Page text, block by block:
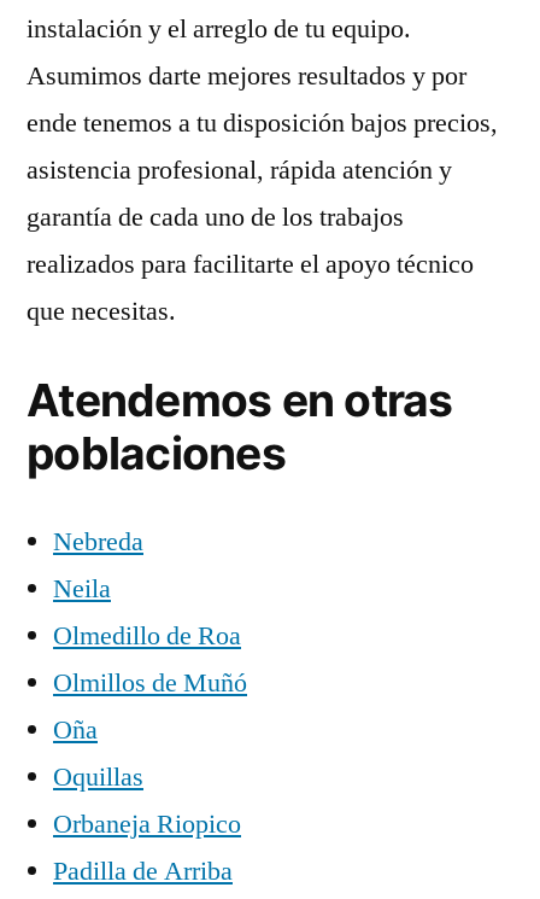
instalación y el arreglo de tu equipo.
Asumimos darte mejores resultados y por
ende tenemos a tu disposición bajos precios,
asistencia profesional, rápida atención y
garantía de cada uno de los trabajos
realizados para facilitarte el apoyo técnico
que necesitas.
Atendemos en otras
poblaciones
Nebreda
Neila
Olmedillo de Roa
Olmillos de Muñó
Oña
Oquillas
Orbaneja Riopico
Padilla de Arriba